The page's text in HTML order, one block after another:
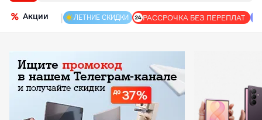
Акции ЛЕТНИЕ СКИДКИ РАССРОЧКА БЕЗ ПЕРЕПЛАТ